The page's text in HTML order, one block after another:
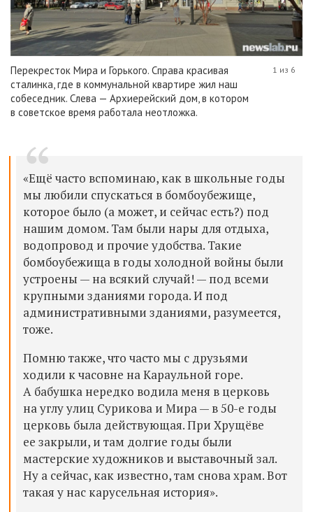
Перекресток Мира и Горького. Справа красивая
сталинка, где в коммунальной квартире жил наш
собеседник. Слева — Архиерейский дом, в котором
в советское время работала неотложка.
1 из 6
«Ещё часто вспоминаю, как в школьные годы
мы любили спускаться в бомбоубежище,
которое было (а может, и сейчас есть?) под
нашим домом. Там были нары для отдыха,
водопровод и прочие удобства. Такие
бомбоубежища в годы холодной войны были
устроены — на всякий случай! — под всеми
крупными зданиями города. И под
административными зданиями, разумеется,
тоже.
Помню также, что часто мы с друзьями
ходили к часовне на Караульной горе.
А бабушка нередко водила меня в церковь
на углу улиц Сурикова и Мира — в 50-е годы
церковь была действующая. При Хрущёве
ее закрыли, и там долгие годы были
мастерские художников и выставочный зал.
Ну а сейчас, как известно, там снова храм. Вот
такая у нас карусельная история».